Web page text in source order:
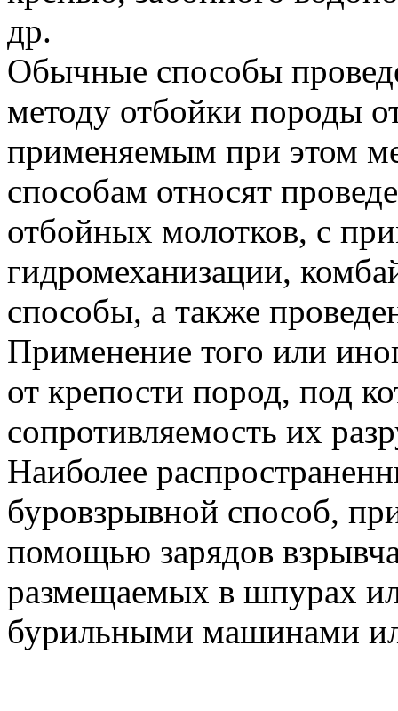
др.
Обычные способы
методу отбойки породы
применяемым при этом
способам относят
отбойных молотков, с
гидромеханизации,
способы, а также
Применение того или
от крепости пород, под
сопротивляемость их
Наиболее
буровзрывной способ,
помощью зарядов
размещаемых в шпурах
бурильными машинами